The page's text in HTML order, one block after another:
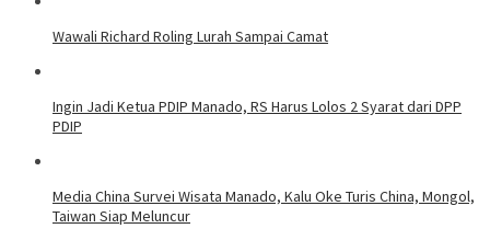
Wawali Richard Roling Lurah Sampai Camat
Ingin Jadi Ketua PDIP Manado, RS Harus Lolos 2 Syarat dari DPP
PDIP
Media China Survei Wisata Manado, Kalu Oke Turis China, Mongol,
Taiwan Siap Meluncur